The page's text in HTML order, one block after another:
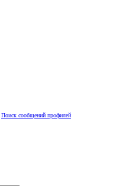
Поиск сообщений профилей